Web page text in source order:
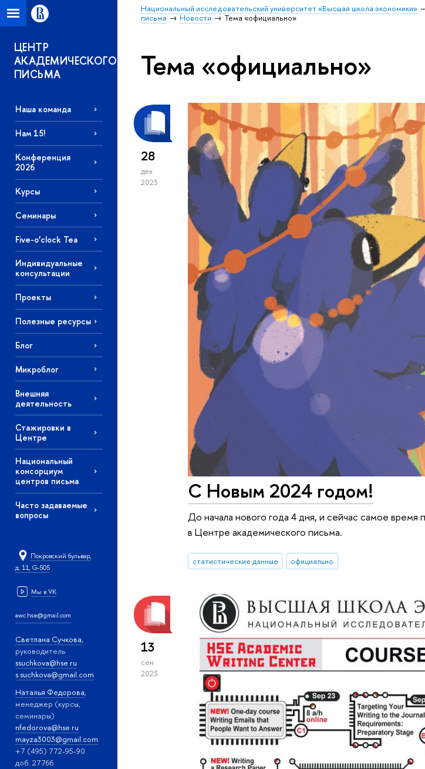
Национальный исследовательский университет «Высшая школа экономики»
письма
Новости Тема «официально»
ЦЕНТР
АКАДЕМИЧЕСКОГО
ПИСЬМА
Наша команда
Нам 15!
Конференция
2026
Курсы
Семинары
Five-o’clock Tea
Индивидуальные
консультации
Проекты
Полезные ресурсы
Блог
Микроблог
Внешняя
деятельность
Стажировки в
Центре
Национальный
консорциум
центров письма
Часто задаваемые
вопросы
Покровский бульвар,
д. 11, G-505
Мы в VK
awc.hse@gmail.com
Светлана Сучкова,
руководитель
ssuchkova@hse.ru
s.suchkova@gmail.com
Наталья Федорова,
менеджер (курсы,
семинары)
nfedorova@hse.ru
mayza3003@gmail.com
+7 (495) 772-95-90
доб. 27766
Тема «официально»
28
дек
2023
С Новым 2024 годом!
До начала нового года 4 дня, и сейчас самое
в Центре академического письма.
статистические данные официально
13
сен
2023